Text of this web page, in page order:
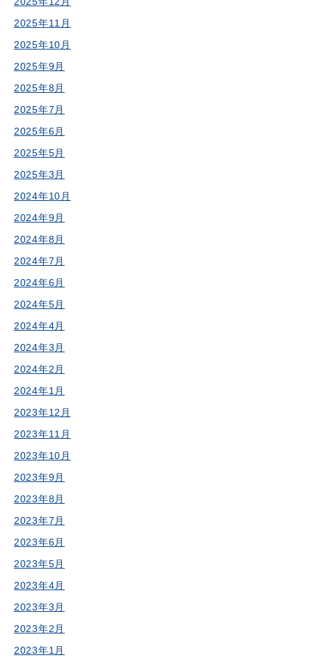
2025年11月
2025年10月
2025年9月
2025年8月
2025年7月
2025年6月
2025年5月
2025年3月
2024年10月
2024年9月
2024年8月
2024年7月
2024年6月
2024年5月
2024年4月
2024年3月
2024年2月
2024年1月
2023年12月
2023年11月
2023年10月
2023年9月
2023年8月
2023年7月
2023年6月
2023年5月
2023年4月
2023年3月
2023年2月
2023年1月